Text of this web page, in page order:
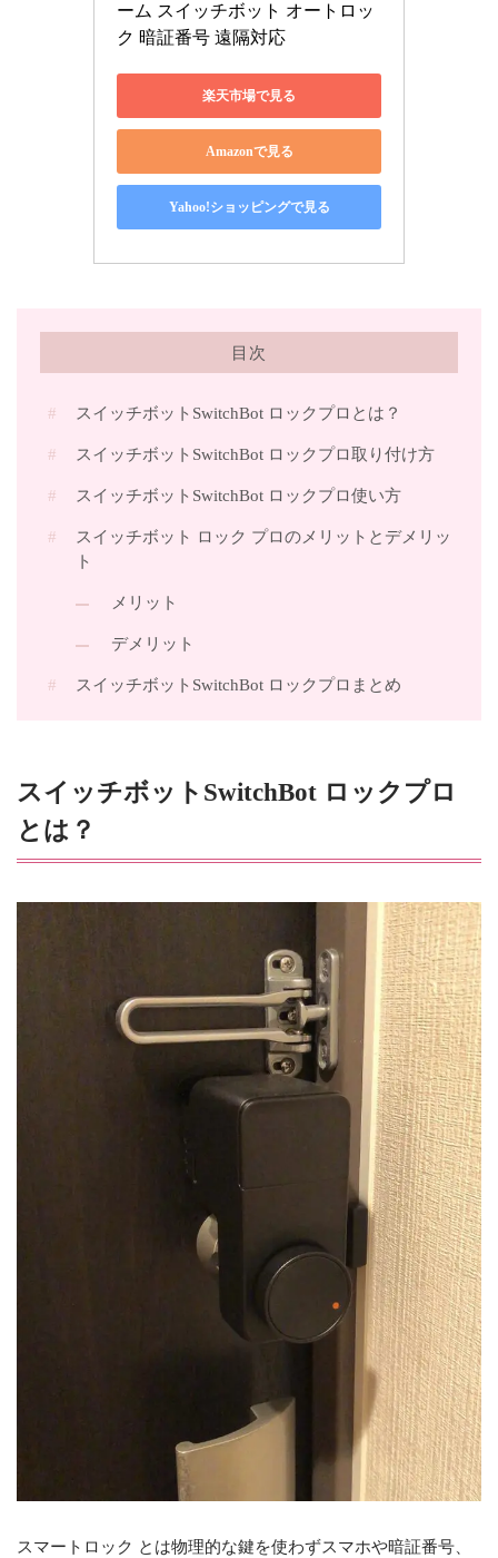
ーム スイッチボット オートロッ
ク 暗証番号 遠隔対応
楽天市場で見る
Amazonで見る
Yahoo!ショッピングで見る
目次
スイッチボットSwitchBot ロックプロとは？
スイッチボットSwitchBot ロックプロ取り付け方
スイッチボットSwitchBot ロックプロ使い方
スイッチボット ロック プロのメリットとデメリッ
ト
メリット
デメリット
スイッチボットSwitchBot ロックプロまとめ
スイッチボットSwitchBot ロックプロ
とは？
スマートロック とは物理的な鍵を使わずスマホや暗証番号、